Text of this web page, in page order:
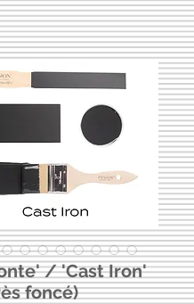
/ 'Cast Iron'
foncé)